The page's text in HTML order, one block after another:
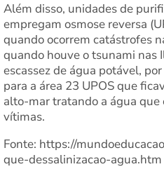
Além disso, unidades de
empregam osmose reversa
quando ocorrem catástrofes
quando houve o tsunami nas
escassez de água potável,
para a área 23 UPOS que
alto-mar tratando a água que
vítimas.
Fonte: https://
que-dessalinizacao-agua.htm